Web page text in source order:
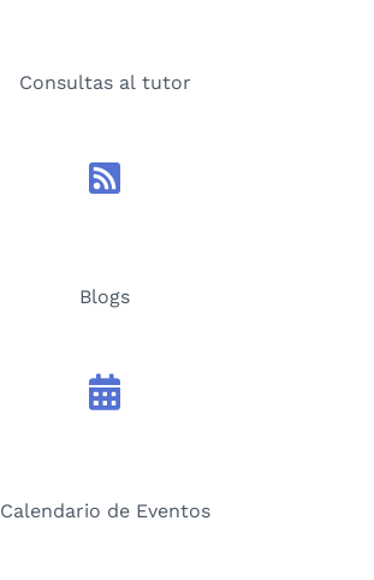
Consultas al tutor
Blogs
Calendario de Eventos